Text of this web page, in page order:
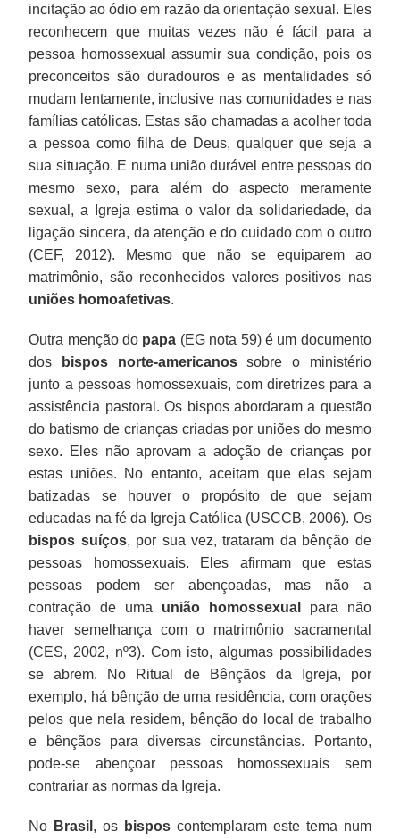
incitação ao ódio em razão da orientação sexual. Eles
reconhecem que muitas vezes não é fácil para a
pessoa homossexual assumir sua condição, pois os
preconceitos são duradouros e as mentalidades só
mudam lentamente, inclusive nas comunidades e nas
famílias católicas. Estas são chamadas a acolher toda
a pessoa como filha de Deus, qualquer que seja a
sua situação. E numa união durável entre pessoas do
mesmo sexo, para além do aspecto meramente
sexual, a Igreja estima o valor da solidariedade, da
ligação sincera, da atenção e do cuidado com o outro
(CEF, 2012). Mesmo que não se equiparem ao
matrimônio, são reconhecidos valores positivos nas
uniões homoafetivas.
Outra menção do papa (EG nota 59) é um documento
dos
bispos norte-americanossobre o ministério
junto a pessoas homossexuais, com diretrizes para a
assistência pastoral. Os bispos abordaram a questão
do batismo de crianças criadas por uniões do mesmo
sexo. Eles não aprovam a adoção de crianças por
estas uniões. No entanto, aceitam que elas sejam
batizadas se houver o propósito de que sejam
educadas na fé da Igreja Católica (USCCB, 2006). Os
bispos suíços, por sua vez, trataram da bênção de
pessoas homossexuais. Eles afirmam que estas
pessoas podem ser abençoadas, mas não a
contração de uma união homossexual
para não
haver semelhança com o matrimônio sacramental
(CES, 2002, nº3). Com isto, algumas possibilidades
se abrem. No Ritual de Bênçãos da Igreja, por
exemplo, há bênção de uma residência, com orações
pelos que nela residem, bênção do local de trabalho
e bênçãos para diversas circunstâncias. Portanto,
pode-se abençoar pessoas homossexuais sem
contrariar as normas da Igreja.
No Brasil , os bispos contemplaram este tema num